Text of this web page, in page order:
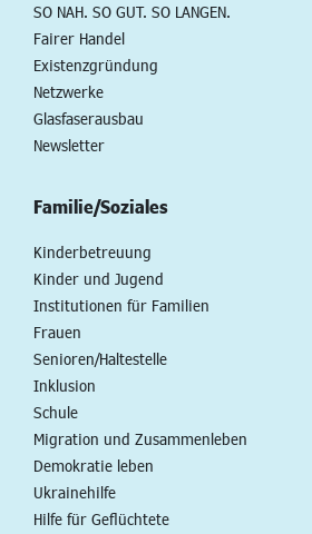
SO NAH. SO GUT. SO LANGEN.
Fairer Handel
Existenzgründung
Netzwerke
Glasfaserausbau
Newsletter
Familie/Soziales
Kinderbetreuung
Kinder und Jugend
Institutionen für Familien
Frauen
Senioren/Haltestelle
Inklusion
Schule
Migration und Zusammenleben
Demokratie leben
Ukrainehilfe
Hilfe für Geflüchtete